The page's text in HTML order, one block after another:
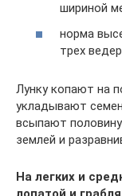
шириной
норма
трех
Лунку копают на
укладывают
всыпают
землей и
На легких и